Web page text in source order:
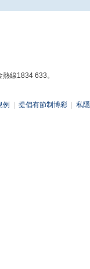
線1834 633。
例 提倡有節制博彩 私